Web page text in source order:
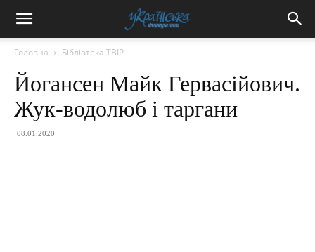
Головна Бібліотека ТВІР
Йогансен Майк Гервасійович.
Жук-водолюб і таргани
08.01.2020